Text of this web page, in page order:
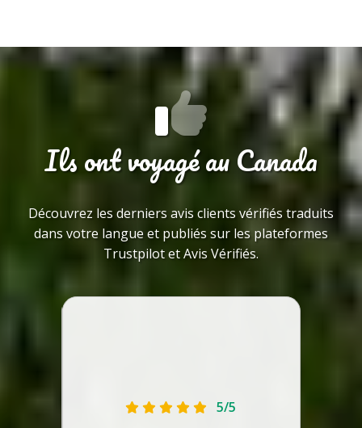
Ils ont voyagé au Canada
Découvrez les derniers avis clients vérifiés traduits
dans votre langue et publiés sur les plateformes
Trustpilot et Avis Vérifiés.
5/5